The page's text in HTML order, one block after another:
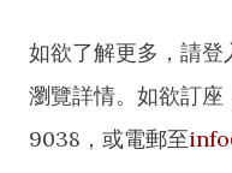
如欲了解更多，請登
瀏覽詳情。如欲訂
9038，或電郵至